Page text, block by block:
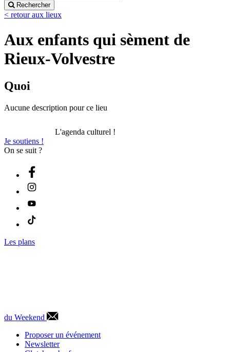
Rechercher
< retour aux lieux
Aux enfants qui sèment de
Rieux-Volvestre
Quoi
Aucune description pour ce lieu
L'agenda culturel !
Je soutiens !
On se suit ?
Les plans
du Weekend
Proposer un événement
Newsletter